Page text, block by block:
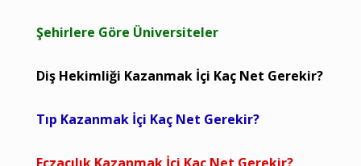
Şehirlere Göre Üniversiteler
Diş Hekimliği Kazanmak İçi Kaç Net Gerekir?
Tıp Kazanmak İçi Kaç Net Gerekir?